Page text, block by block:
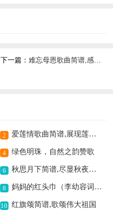
下一篇： 难忘母恩歌曲简谱,感恩母爱之深情
2 爱莲情歌曲简谱,展现莲之深情
4 绿色明珠，自然之韵赞歌
6 秋思月下简谱,尽显秋夜诗意
8 妈妈的红头巾（李幼容词 杨蔓莉曲）歌曲简谱,传递母爱温情
10 红旗颂简谱,歌颂伟大祖国